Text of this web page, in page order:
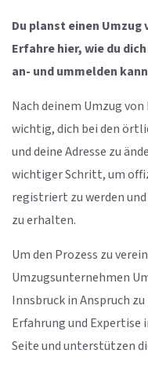
Du planst einen Umzug
Erfahre hier, wie du
an- und ummelden
Nach deinem Umzug
wichtig, dich bei den
und deine Adresse zu
wichtiger Schritt, um
registriert zu werden
zu erhalten.
Um den Prozess zu
Umzugsunternehmen
Innsbruck in Anspruch
Erfahrung und Expertise
Seite und unterstützen